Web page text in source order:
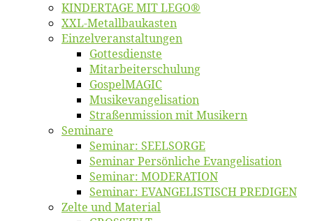
KINDERTAGE MIT LEGO®
XXL-Me­­tal­l­­bau­­kas­­ten
Einzelver­an­stal­tungen
Got­tes­diens­te
Mitarbeiter­schulung
Gos­pel­MA­GIC
Musikevan­ge­li­sa­tion
Straßenmis­sion mit Musikern
Se­mi­na­re
Se­mi­nar: SEELSORGE
Se­mi­nar Per­sön­li­che Evangelisation
Se­mi­nar: MODERATION
Se­mi­nar: EVANGELISTISCH PREDIGEN
Zel­te und Material